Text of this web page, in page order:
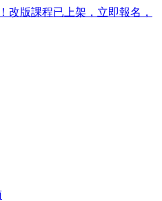
改版課程已上架，立即報名，